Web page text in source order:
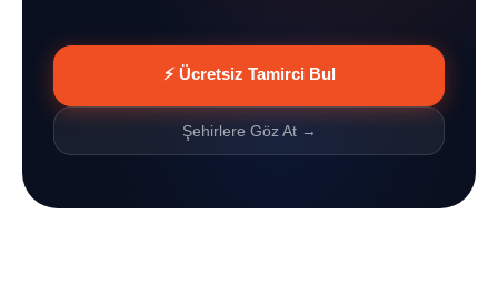
⚡ Ücretsiz Tamirci Bul
Şehirlere Göz At →